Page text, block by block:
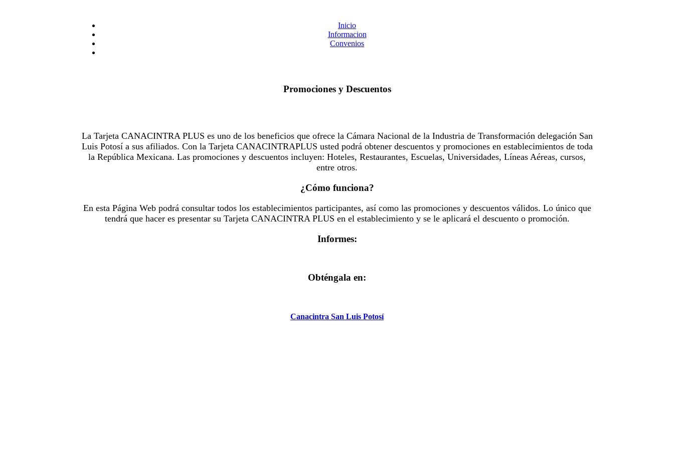
Inicio
Informacion
Convenios
Promociones y Descuentos
La Tarjeta CANACINTRA PLUS es uno de los beneficios que ofrece la Cámara Nacional de la Industria de Transformación delegación San
Luis Potosí a sus afiliados. Con la Tarjeta CANACINTRAPLUS usted podrá obtener descuentos y promociones en establecimientos de toda
la República Mexicana. Las promociones y descuentos incluyen: Hoteles, Restaurantes, Escuelas, Universidades, Líneas Aéreas, cursos,
entre otros.
¿Cómo funciona?
En esta Página Web podrá consultar todos los establecimientos participantes, así como las promociones y descuentos válidos. Lo único que
tendrá que hacer es presentar su Tarjeta CANACINTRA PLUS en el establecimiento y se le aplicará el descuento o promoción.
Informes:
Obténgala en:
Canacintra San Luis Potosí